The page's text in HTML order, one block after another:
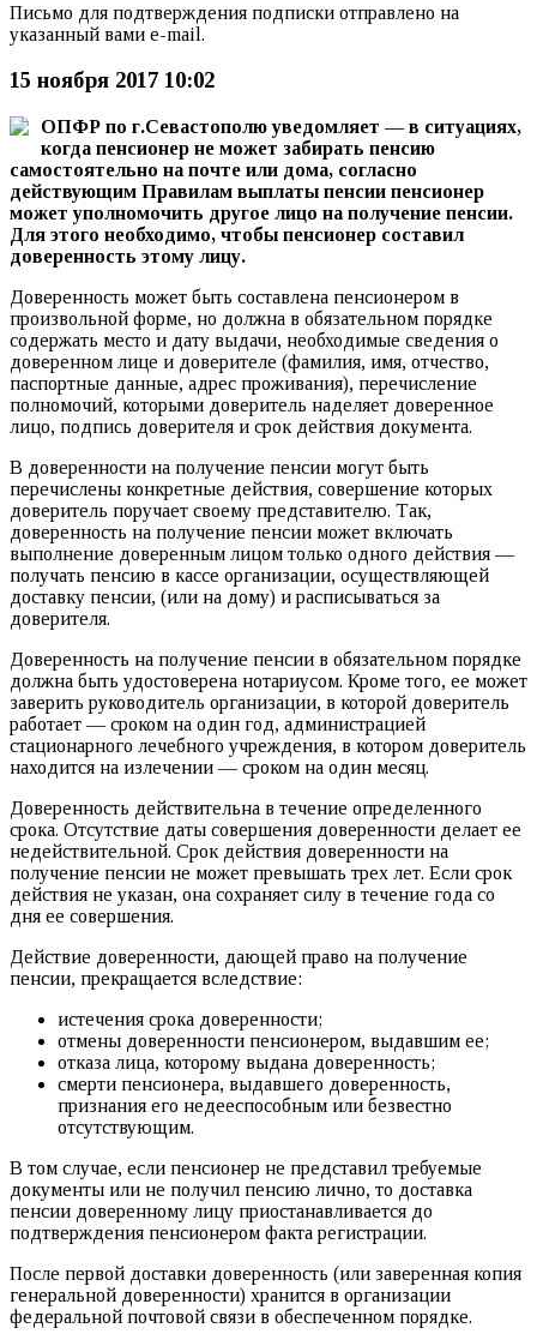
Письмо для подтверждения подписки отправлено на
указанный вами e-mail.
15 ноября 2017 10:02
ОПФР по г.Севастополю уведомляет — в ситуациях,
когда пенсионер не может забирать пенсию
самостоятельно на почте или дома, согласно
действующим Правилам выплаты пенсии пенсионер
может уполномочить другое лицо на получение пенсии.
Для этого необходимо, чтобы пенсионер составил
доверенность этому лицу.
Доверенность может быть составлена пенсионером в
произвольной форме, но должна в обязательном порядке
содержать место и дату выдачи, необходимые сведения о
доверенном лице и доверителе (фамилия, имя, отчество,
паспортные данные, адрес проживания), перечисление
полномочий, которыми доверитель наделяет доверенное
лицо, подпись доверителя и срок действия документа.
В доверенности на получение пенсии могут быть
перечислены конкретные действия, совершение которых
доверитель поручает своему представителю. Так,
доверенность на получение пенсии может включать
выполнение доверенным лицом только одного действия —
получать пенсию в кассе организации, осуществляющей
доставку пенсии, (или на дому) и расписываться за
доверителя.
Доверенность на получение пенсии в обязательном порядке
должна быть удостоверена нотариусом. Кроме того, ее может
заверить руководитель организации, в которой доверитель
работает — сроком на один год, администрацией
стационарного лечебного учреждения, в котором доверитель
находится на излечении — сроком на один месяц.
Доверенность действительна в течение определенного
срока. Отсутствие даты совершения доверенности делает ее
недействительной. Срок действия доверенности на
получение пенсии не может превышать трех лет. Если срок
действия не указан, она сохраняет силу в течение года со
дня ее совершения.
Действие доверенности, дающей право на получение
пенсии, прекращается вследствие:
истечения срока доверенности;
отмены доверенности пенсионером, выдавшим ее;
отказа лица, которому выдана доверенность;
смерти пенсионера, выдавшего доверенность,
признания его недееспособным или безвестно
отсутствующим.
В том случае, если пенсионер не представил требуемые
документы или не получил пенсию лично, то доставка
пенсии доверенному лицу приостанавливается до
подтверждения пенсионером факта регистрации.
После первой доставки доверенность (или заверенная копия
генеральной доверенности) хранится в организации
федеральной почтовой связи в обеспеченном порядке.